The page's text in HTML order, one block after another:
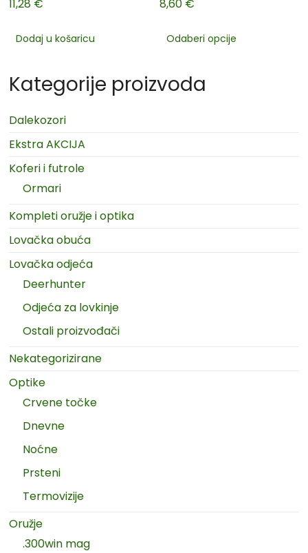
11,28 €
Dodaj u košaricu
8,60 €
Odaberi opcije
Kategorije proizvoda
Dalekozori
Ekstra AKCIJA
Koferi i futrole
Ormari
Kompleti oružje i optika
Lovačka obuća
Lovačka odjeća
Deerhunter
Odjeća za lovkinje
Ostali proizvođači
Nekategorizirane
Optike
Crvene točke
Dnevne
Noćne
Prsteni
Termovizije
Oružje
.300win mag